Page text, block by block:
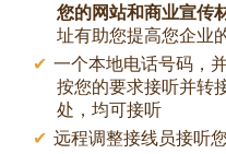
您的网站和商业宣传
址有助您提高您企业
一个本地电话号码，
按您的要求接听并转
处，均可接听
远程调整接线员接听